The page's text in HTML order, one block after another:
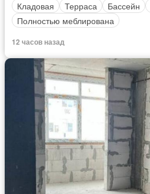
Кладовая
Терраса Бассейн
Полностью меблирована
12 часов назад